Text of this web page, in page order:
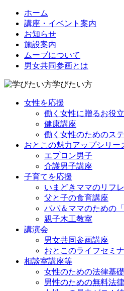
ホーム
講座・イベント案内
お知らせ
施設案内
ムーブについて
男女共同参画とは
学びたい方
女性を応援
働く女性に贈るお役
健康講座
働く女性のためのス
おとこの魅力アップシリー
エプロン男子
介護男子講座
子育てを応援
いまどきママのリフ
父と子の食育講座
パパ＆ママのための
親子木工教室
講演会
男女共同参画講座
おとこのライフセミ
相談室講座等
女性のための法律基
男性のための無料法